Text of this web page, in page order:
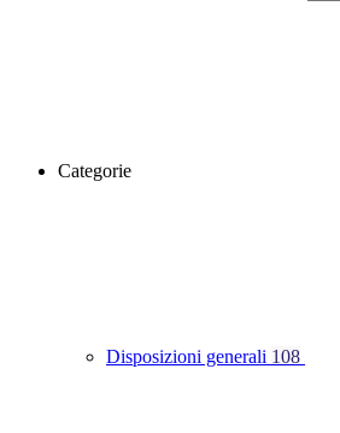
Categorie
Disposizioni generali 108